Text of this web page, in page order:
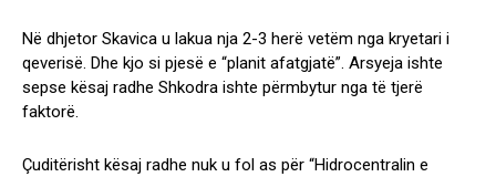
Në dhjetor Skavica u lakua nja 2-3 herë vetëm nga kryetari i
qeverisë. Dhe kjo si pjesë e “planit afatgjatë”. Arsyeja ishte
sepse kësaj radhe Shkodra ishte përmbytur nga të tjerë
faktorë.
Çuditërisht kësaj radhe nuk u fol as për “Hidrocentralin e